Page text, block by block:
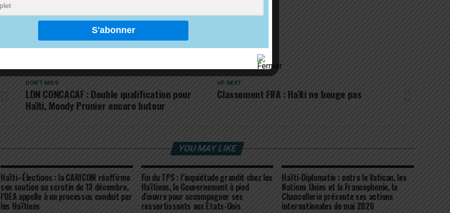
Juste un clin d’œil !
UP NEXT
Classement FIFA : Haïti ne bouge pas
DON'T MISS
LDN CONCACAF : Double qualification pour
Haïti, Mondy Prunier encore buteur
YOU MAY LIKE
Haïti–Élections : la CARICOM réaffirme
son soutien au scrutin du 13 décembre,
l’OEA appelle à un processus conduit par
les Haïtiens
Fin du TPS : l’inquiétude grandit chez les
Haïtiens, le Gouvernement à pied
d’œuvre pour accompagner ses
ressortissants aux États-Unis
Haïti-Diplomatie : entre le Vatican, les
Nations Unies et la Francophonie, la
Chancellerie présente ses actions
internationales de mai 2026